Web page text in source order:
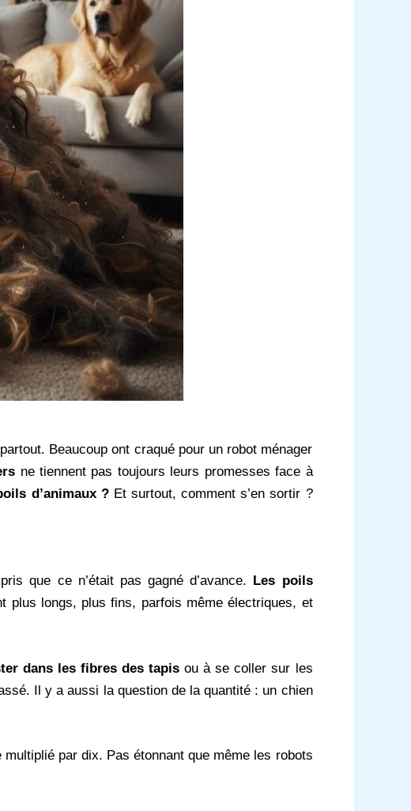
Beaucoup ont craqué pour un robot ménager
ne tiennent pas toujours leurs promesses face à
d’animaux ?Et surtout, comment s’en sortir ?
que ce n’était pas gagné d’avance. Les poils
plus longs, plus fins, parfois même électriques, et
dans les fibres des tapis ou à se coller sur les
Il y a aussi la question de la quantité : un chien
par dix. Pas étonnant que même les robots